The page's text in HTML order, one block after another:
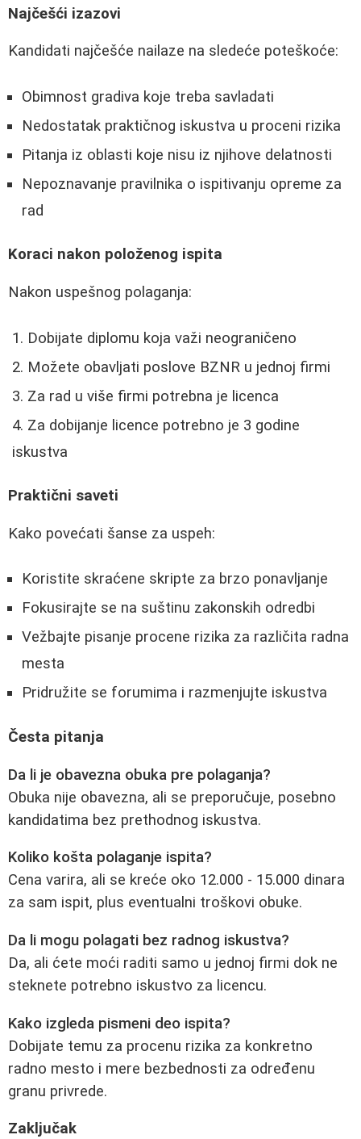
Najčešći izazovi
Kandidati najčešće nailaze na sledeće poteškoće:
Obimnost gradiva koje treba savladati
Nedostatak praktičnog iskustva u proceni rizika
Pitanja iz oblasti koje nisu iz njihove delatnosti
Nepoznavanje pravilnika o ispitivanju opreme za
rad
Koraci nakon položenog ispita
Nakon uspešnog polaganja:
Dobijate diplomu koja važi neograničeno
Možete obavljati poslove BZNR u jednoj firmi
Za rad u više firmi potrebna je licenca
Za dobijanje licence potrebno je 3 godine
iskustva
Praktični saveti
Kako povećati šanse za uspeh:
Koristite skraćene skripte za brzo ponavljanje
Fokusirajte se na suštinu zakonskih odredbi
Vežbajte pisanje procene rizika za različita radna
mesta
Pridružite se forumima i razmenjujte iskustva
Česta pitanja
Da li je obavezna obuka pre polaganja?
Obuka nije obavezna, ali se preporučuje, posebno
kandidatima bez prethodnog iskustva.
Koliko košta polaganje ispita?
Cena varira, ali se kreće oko 12.000 - 15.000 dinara
za sam ispit, plus eventualni troškovi obuke.
Da li mogu polagati bez radnog iskustva?
Da, ali ćete moći raditi samo u jednoj firmi dok ne
steknete potrebno iskustvo za licencu.
Kako izgleda pismeni deo ispita?
Dobijate temu za procenu rizika za konkretno
radno mesto i mere bezbednosti za određenu
granu privrede.
Zaključak